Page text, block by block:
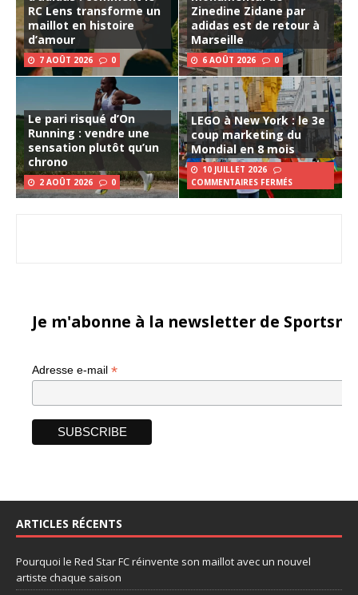
RC Lens transforme un
maillot en histoire
d’amour
7 AOÛT 2026 0
Zinedine Zidane par
adidas est de retour à
Marseille
6 AOÛT 2026 0
Le pari risqué d’On
Running : vendre une
sensation plutôt qu’un
chrono
2 AOÛT 2026 0
LEGO à New York : le 3e
coup marketing du
Mondial en 8 mois
10 JUILLET 2026
COMMENTAIRES FERMÉS
Je m'abonne à la newsletter de
Adresse e-mail *
ARTICLES RÉCENTS
Pourquoi le Red Star FC réinvente son maillot avec un nouvel
artiste chaque saison